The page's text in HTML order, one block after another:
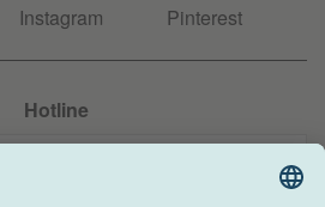
Instagram Pinterest
Hotline